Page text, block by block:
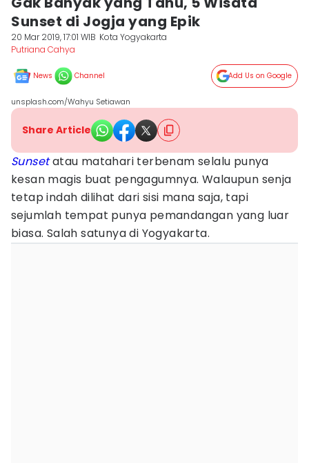
Sunset di Jogja yang Epik
20 Mar 2019, 17:01 WIB Kota Yogyakarta
Putriana Cahya
News Channel Add Us on Google
unsplash.com/Wahyu Setiawan
Share Article
Sunsetatau matahari terbenam selalu punya
kesan magis buat pengagumnya. Walaupun senja
tetap indah dilihat dari sisi mana saja, tapi
sejumlah tempat punya pemandangan yang luar
biasa. Salah satunya di Yogyakarta.